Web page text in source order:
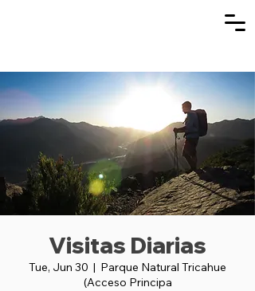
Visitas Diarias
Tue, Jun 30
  |
Parque Natural Tricahue
(Acceso Principa